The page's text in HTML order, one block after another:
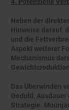
Neben der
Hinweise darauf,
und die
Aspekt weiterer
Mechanismus
Das Überwinden
Geduld,
Strategie.